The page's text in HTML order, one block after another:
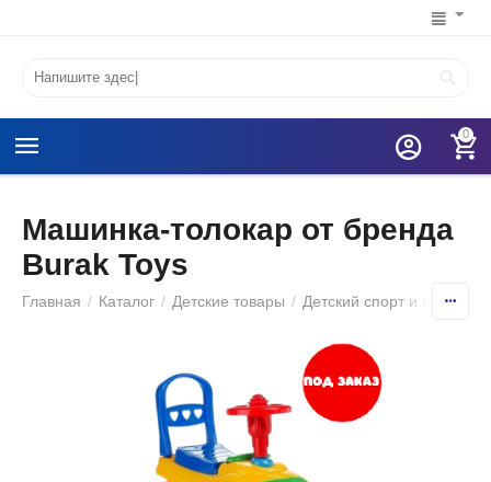
0
Машинка-толокар от бренда
Burak Toys
Главная / Каталог / Детские товары / Детский спорт и